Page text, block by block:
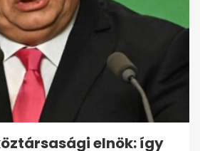
most jövök az év
Kulcsár Edina
elnök: így